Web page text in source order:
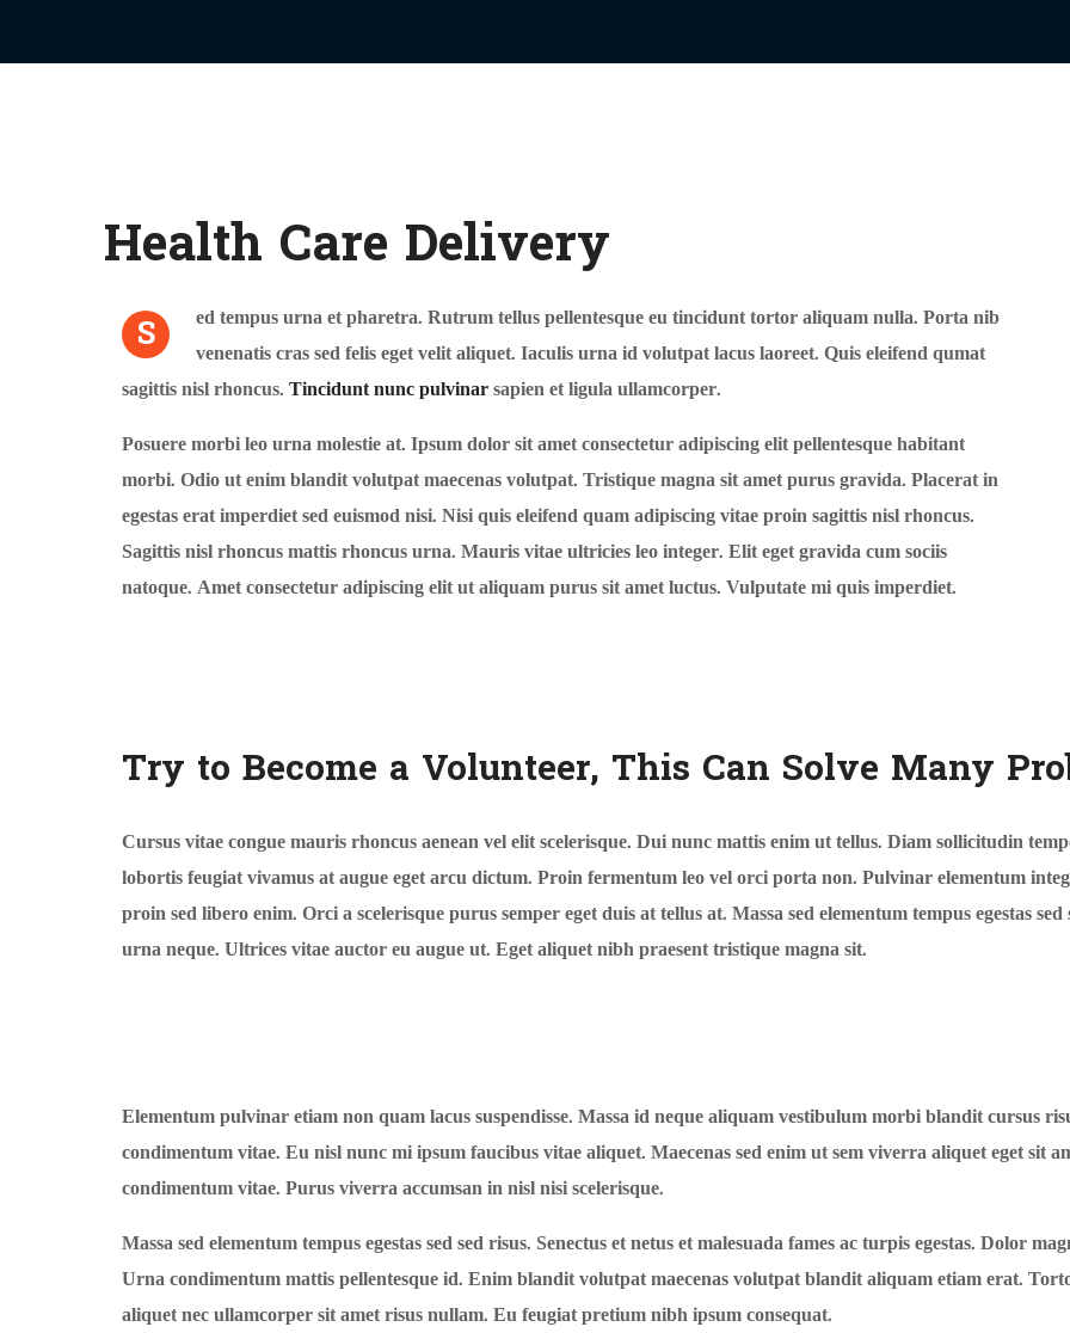
Health Care Delivery
S
ed tempus urna et pharetra. Rutrum tellus pellentesque eu tincidunt tortor aliquam nulla. Porta nib
venenatis cras sed felis eget velit aliquet. Iaculis urna id volutpat lacus laoreet. Quis eleifend qumat
sagittis nisl rhoncus.Tincidunt nunc pulvinarsapien et ligula ullamcorper.
Posuere morbi leo urna molestie at. Ipsum dolor sit amet consectetur adipiscing elit pellentesque habitant
morbi. Odio ut enim blandit volutpat maecenas volutpat. Tristique magna sit amet purus gravida. Placerat in
egestas erat imperdiet sed euismod nisi. Nisi quis eleifend quam adipiscing vitae proin sagittis nisl rhoncus.
Sagittis nisl rhoncus mattis rhoncus urna. Mauris vitae ultricies leo integer. Elit eget gravida cum sociis
natoque. Amet consectetur adipiscing elit ut aliquam purus sit amet luctus. Vulputate mi quis imperdiet.
Try to Become a Volunteer, This Can Solve Many
Cursus vitae congue mauris rhoncus aenean vel elit scelerisque. Dui nunc mattis enim ut tellus. Diam sollicitudin
lobortis feugiat vivamus at augue eget arcu dictum. Proin fermentum leo vel orci porta non. Pulvinar elementum
proin sed libero enim. Orci a scelerisque purus semper eget duis at tellus at. Massa sed elementum tempus egestas
urna neque. Ultrices vitae auctor eu augue ut. Eget aliquet nibh praesent tristique magna sit.
Elementum pulvinar etiam non quam lacus suspendisse. Massa id neque aliquam vestibulum morbi blandit cursus
condimentum vitae. Eu nisl nunc mi ipsum faucibus vitae aliquet. Maecenas sed enim ut sem viverra aliquet eget sit
condimentum vitae. Purus viverra accumsan in nisl nisi scelerisque.
Massa sed elementum tempus egestas sed sed risus. Senectus et netus et malesuada fames ac turpis egestas. Dolor
Urna condimentum mattis pellentesque id. Enim blandit volutpat maecenas volutpat blandit aliquam etiam erat.
aliquet nec ullamcorper sit amet risus nullam. Eu feugiat pretium nibh ipsum consequat.